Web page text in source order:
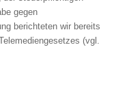
gegen
berichteten wir bereits
(vgl.